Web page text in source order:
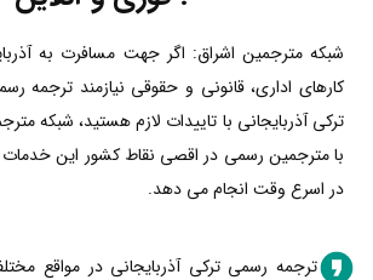
شبکه مترجمین اشراق: اگر جهت مسافرت به
کارهای اداری، قانونی و حقوقی نیازمند ترجمه
ترکی آذربایجانی با تاییدات لازم هستید، شبکه
با مترجمین رسمی در اقصی نقاط کشور این خدمات
در اسرع وقت انجام می دهد.
ترجمه رسمی ترکی آذربایجانی در مواقع